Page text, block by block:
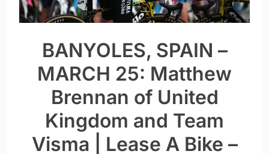
BANYOLES, SPAIN –
MARCH 25: Matthew
Brennan of United
Kingdom and Team
Visma | Lease A Bike –